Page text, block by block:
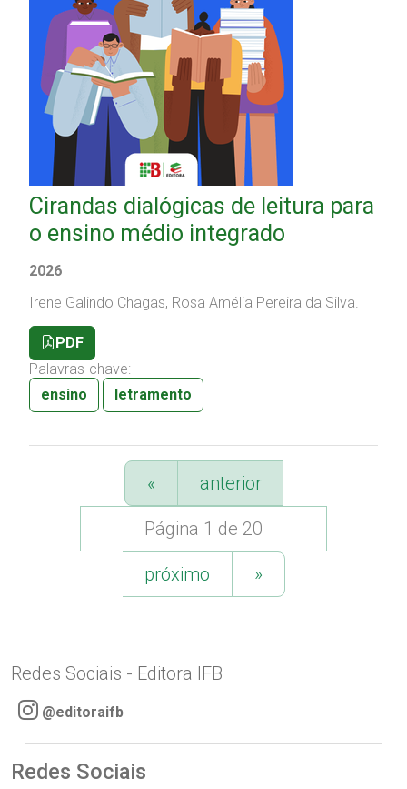
Cirandas dialógicas de leitura para
o ensino médio integrado
2026
Irene Galindo Chagas, Rosa Amélia Pereira da Silva.
PDF
Palavras-chave:
ensino
letramento
« anterior
Página 1 de 20
próximo »
Redes Sociais - Editora IFB
@editoraifb
Redes Sociais